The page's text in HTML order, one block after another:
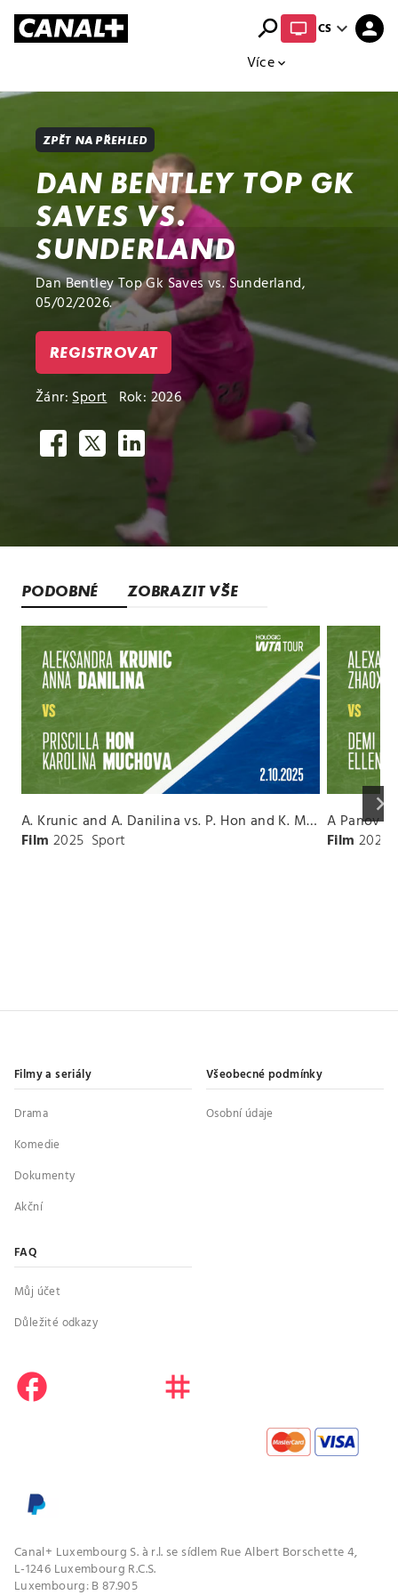
Více expand_more
search CS expand_more person
ZPĚT NA PŘEHLED
DAN BENTLEY TOP GK
SAVES VS.
SUNDERLAND
Dan Bentley Top Gk Saves vs. Sunderland,
05/02/2026.
REGISTROVAT
Žánr:Sport Rok: 2026
PODOBNÉ ZOBRAZIT VŠE
keyboard_arrow_right
A. Krunic and A. Danilina vs. P. Hon and K. Muchova Match Highlights - BEIJING_Capital Group Diamond ( October 02, 2025)
Film 2025 Sport Film 2026
Filmy a seriály
Drama
Komedie
Dokumenty
Akční
Všeobecné podmínky
Osobní údaje
FAQ
Můj účet
Důležité odkazy
facebook
instagram
Canal+ Luxembourg S. à r.l. se sídlem Rue Albert Borschette 4,
L-1246 Luxembourg R.C.S.
Luxembourg: B 87.905